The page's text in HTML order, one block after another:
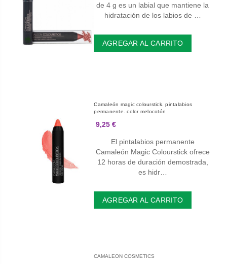
de 4 g es un labial que mantiene la
hidratación de los labios de …
AGREGAR AL CARRITO
Camaleón magic colourstick. pintalabios
permanente. color melocotón
9,25 €
El pintalabios permanente
Camaleón Magic Colourstick ofrece
12 horas de duración demostrada,
es hidr…
AGREGAR AL CARRITO
CAMALEON COSMETICS